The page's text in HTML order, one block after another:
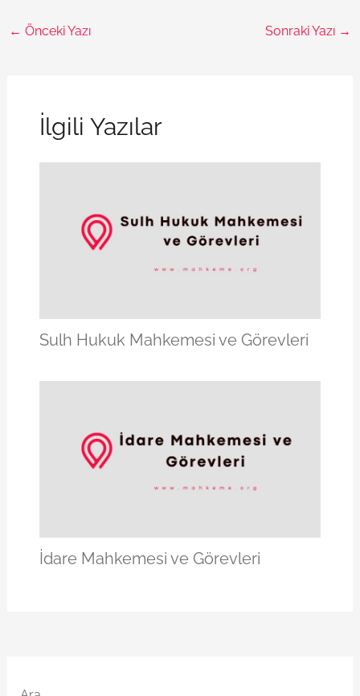
← Önceki Yazı Sonraki Yazı →
İlgili Yazılar
Sulh Hukuk Mahkemesi ve Görevleri
İdare Mahkemesi ve Görevleri